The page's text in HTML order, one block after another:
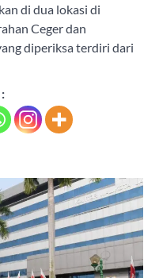
di dua lokasi di
Ceger dan
diperiksa terdiri dari